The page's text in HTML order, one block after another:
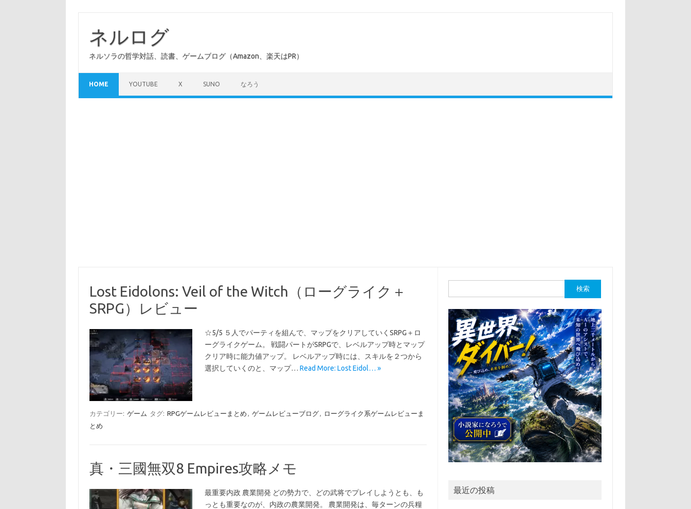
ッ
ネルログ
ネルソラの哲学対話、読書、ゲームブログ（Amazon、楽天はPR）
HOME YOUTUBE X SUNO なろう
Lost Eidolons: Veil of the Witch（ローグライク＋
SRPG）レビュー
☆5/5 ５人でパーティを組んで、マップをクリアしていくSRPG＋ロ
ーグライクゲーム。 戦闘パートがSRPGで、レベルアップ時とマップ
クリア時に能力値アップ。 レベルアップ時には、スキルを２つから
選択していくのと、マップ… Read More: Lost Eidol… »
カテゴリー: ゲーム タグ: RPGゲームレビューまとめ , ゲームレビューブログ, ローグライク系ゲームレビューま
とめ
真・三國無双8 Empires攻略メモ
最重要内政 農業開発 どの勢力で、どの武将でプレイしようとも、も
っとも重要なのが、内政の農業開発。 農業開発は、毎ターンの兵糧
索:
最近の投稿